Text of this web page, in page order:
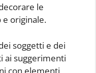
le
originale.
soggetti e dei
ai suggerimenti
con elementi